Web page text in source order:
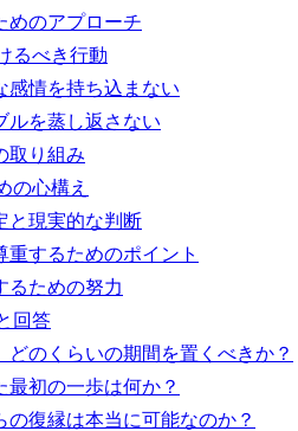
めのアプローチ
るべき行動
感情を持ち込まない
ルを蒸し返さない
取り組み
の心構え
と現実的な判断
重するためのポイント
るための努力
回答
どのくらいの期間を置くべきか？
最初の一歩は何か？
の復縁は本当に可能なのか？